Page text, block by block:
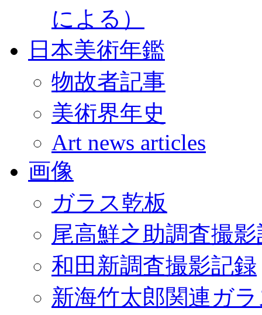
による）
日本美術年鑑
物故者記事
美術界年史
Art news articles
画像
ガラス乾板
尾高鮮之助調査撮
和田新調査撮影記録
新海竹太郎関連ガ